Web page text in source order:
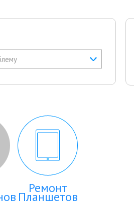
Ремонт
Планшетов